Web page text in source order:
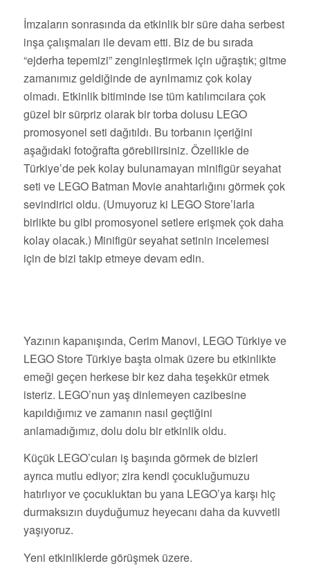
İmzaların sonrasında da etkinlik bir süre daha serbest
inşa çalışmaları ile devam etti. Biz de bu sırada
“ejderha tepemizi” zenginleştirmek için uğraştık; gitme
zamanımız geldiğinde de ayrılmamız çok kolay
olmadı. Etkinlik bitiminde ise tüm katılımcılara çok
güzel bir sürpriz olarak bir torba dolusu LEGO
promosyonel seti dağıtıldı. Bu torbanın içeriğini
aşağıdaki fotoğrafta görebilirsiniz. Özellikle de
Türkiye’de pek kolay bulunamayan minifigür seyahat
seti ve LEGO Batman Movie anahtarlığını görmek çok
sevindirici oldu. (Umuyoruz ki LEGO Store’larla
birlikte bu gibi promosyonel setlere erişmek çok daha
kolay olacak.) Minifigür seyahat setinin incelemesi
için de bizi takip etmeye devam edin.
Yazının kapanışında, Cerim Manovi, LEGO Türkiye ve
LEGO Store Türkiye başta olmak üzere bu etkinlikte
emeği geçen herkese bir kez daha teşekkür etmek
isteriz. LEGO’nun yaş dinlemeyen cazibesine
kapıldığımız ve zamanın nasıl geçtiğini
anlamadığımız, dolu dolu bir etkinlik oldu.
Küçük LEGO’cuları iş başında görmek de bizleri
ayrıca mutlu ediyor; zira kendi çocukluğumuzu
hatırlıyor ve çocukluktan bu yana LEGO’ya karşı hiç
durmaksızın duyduğumuz heyecanı daha da kuvvetli
yaşıyoruz.
Yeni etkinliklerde görüşmek üzere.